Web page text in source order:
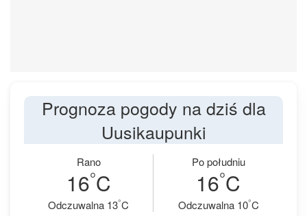
Prognoza pogody na dziś dla
Uusikaupunki
Rano
16°C
Odczuwalna 13°C
Po południu
16°C
Odczuwalna 10°C